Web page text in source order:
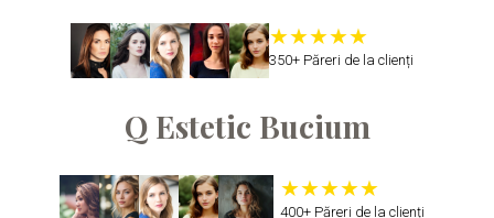
350+ Păreri de la clienți
Q Estetic Bucium
400+ Păreri de la clienți